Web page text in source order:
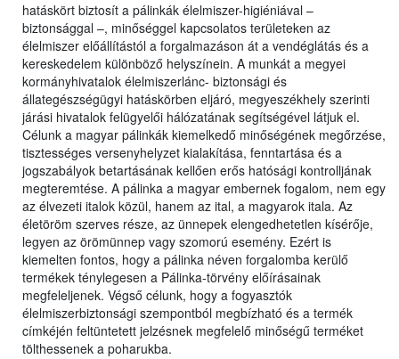
hatáskört biztosít a pálinkák élelmiszer-higiéniával –
biztonsággal –, minőséggel kapcsolatos területeken az
élelmiszer előállítástól a forgalmazáson át a vendéglátás és a
kereskedelem különböző helyszínein. A munkát a megyei
kormányhivatalok élelmiszerlánc- biztonsági és
állategészségügyi hatáskörben eljáró, megyeszékhely szerinti
járási hivatalok felügyelői hálózatának segítségével látjuk el.
Célunk a magyar pálinkák kiemelkedő minőségének megőrzése,
tisztességes versenyhelyzet kialakítása, fenntartása és a
jogszabályok betartásának kellően erős hatósági kontrolljának
megteremtése. A pálinka a magyar embernek fogalom, nem egy
az élvezeti italok közül, hanem az ital, a magyarok itala. Az
életöröm szerves része, az ünnepek elengedhetetlen kísérője,
legyen az örömünnep vagy szomorú esemény. Ezért is
kiemelten fontos, hogy a pálinka néven forgalomba kerülő
termékek ténylegesen a Pálinka-törvény előírásainak
megfeleljenek. Végső célunk, hogy a fogyasztók
élelmiszerbiztonsági szempontból megbízható és a termék
címkéjén feltüntetett jelzésnek megfelelő minőségű terméket
tölthessenek a poharukba.